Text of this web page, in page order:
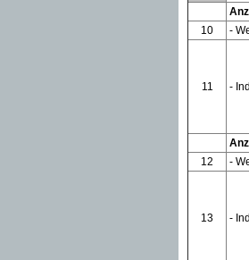
10
-
11 -
12
-
13 -